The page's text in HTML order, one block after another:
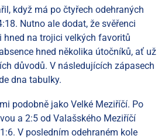
když má po čtyřech odehraných
Nutno ale dodat, že svěřenci
na trojici velkých favoritů
hned několika útočníků, ať už
důvodů. V následujících zápasech
dna tabulky.
podobně jako Velké Meziříčí. Po
a 2:5 od Valašského Meziříčí
V posledním odehraném kole